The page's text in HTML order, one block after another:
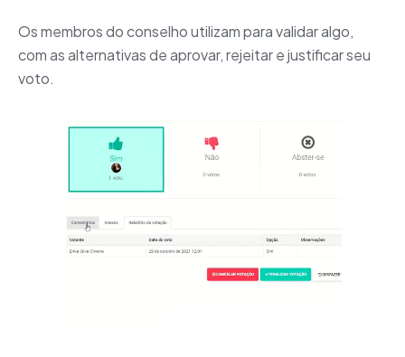
Os membros do conselho utilizam para validar algo,
com as alternativas de aprovar, rejeitar e justificar seu
voto.